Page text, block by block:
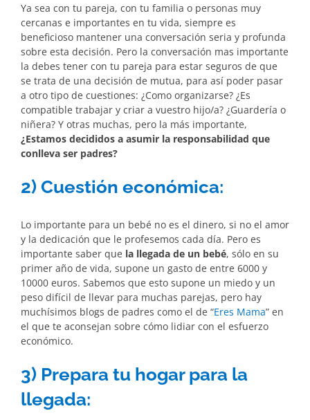
Ya sea con tu pareja, con tu familia o personas muy
cercanas e importantes en tu vida, siempre es
beneficioso mantener una conversación seria y profunda
sobre esta decisión. Pero la conversación mas importante
la debes tener con tu pareja para estar seguros de que
se trata de una decisión de mutua, para así poder pasar
a otro tipo de cuestiones: ¿Como organizarse? ¿Es
compatible trabajar y criar a vuestro hijo/a? ¿Guardería o
niñera? Y otras muchas, pero la más importante,
¿Estamos decididos a asumir la responsabilidad que
conlleva ser padres?
2) Cuestión económica:
Lo importante para un bebé no es el dinero, si no el amor
y la dedicación que le profesemos cada día. Pero es
importante saber que la llegada de un bebé, sólo en su
primer año de vida, supone un gasto de entre 6000 y
10000 euros. Sabemos que esto supone un miedo y un
peso difícil de llevar para muchas parejas, pero hay
muchísimos blogs de padres como el de “Eres Mama” en
el que te aconsejan sobre cómo lidiar con el esfuerzo
económico.
3) Prepara tu hogar para la
llegada: